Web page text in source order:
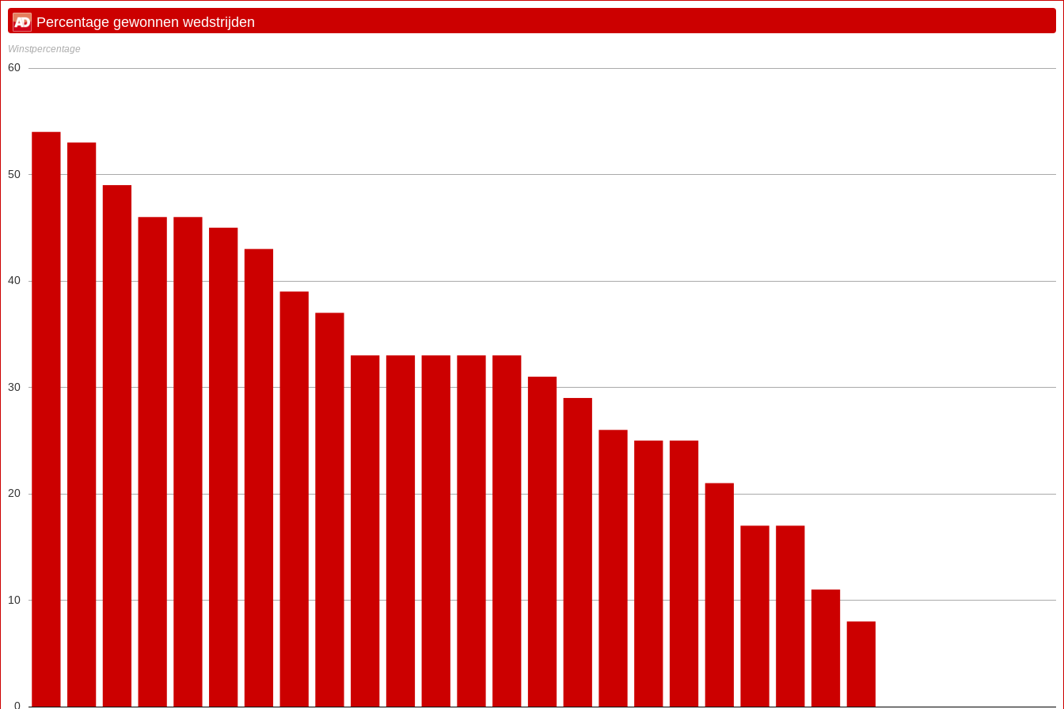
Percentage gewonnen wedstrijden
Winstpercentage
0
10
20
30
40
50
60